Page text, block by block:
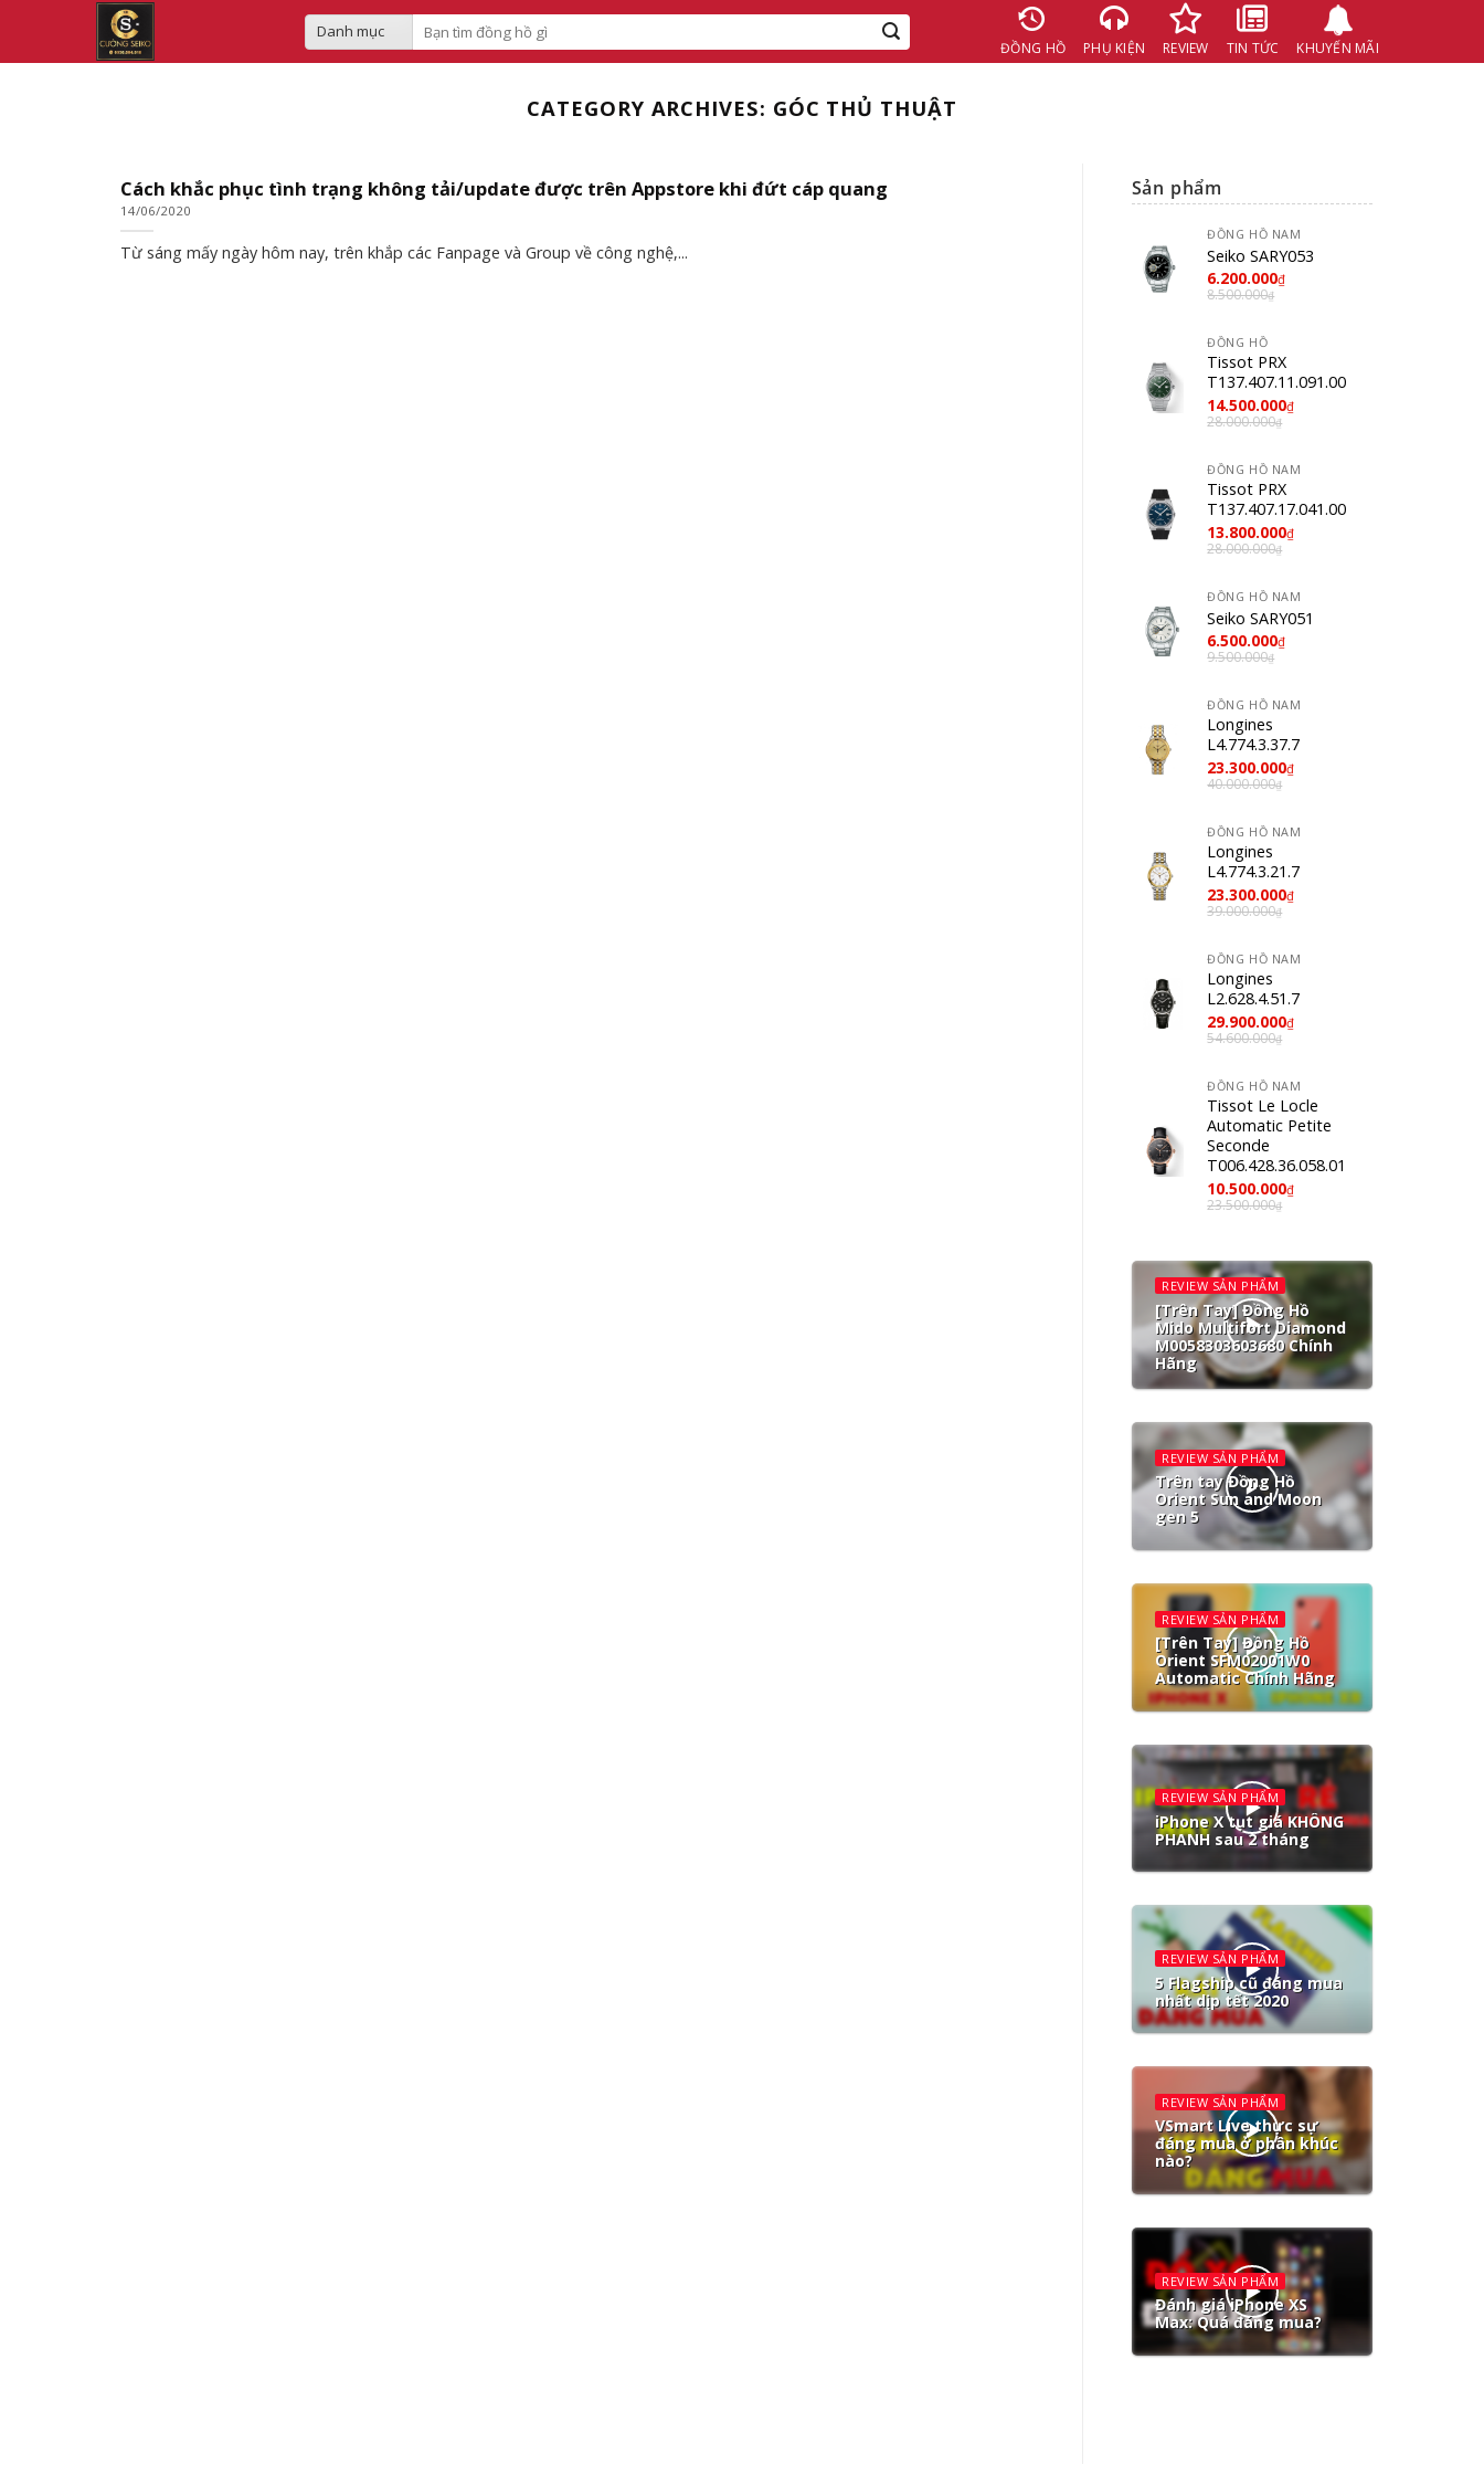
content
Search
for:
ĐỒNG HỒ PHỤ KIỆN REVIEW TIN TỨC KHUYẾN MÃI
CATEGORY ARCHIVES: GÓC THỦ THUẬT
Cách khắc phục tình trạng không tải/update được trên Appstore khi đứt cáp quang
14/06/2020
Từ sáng mấy ngày hôm nay, trên khắp các Fanpage và Group về công nghệ,...
Sản phẩm
ĐỒNG HỒ NAM
Seiko SARY053
6.200.000₫
8.500.000₫
ĐỒNG HỒ
Tissot PRX
T137.407.11.091.00
14.500.000₫
28.000.000₫
ĐỒNG HỒ NAM
Tissot PRX
T137.407.17.041.00
13.800.000₫
28.000.000₫
ĐỒNG HỒ NAM
Seiko SARY051
6.500.000₫
9.500.000₫
ĐỒNG HỒ NAM
Longines
L4.774.3.37.7
23.300.000₫
40.000.000₫
ĐỒNG HỒ NAM
Longines
L4.774.3.21.7
23.300.000₫
39.000.000₫
ĐỒNG HỒ NAM
Longines
L2.628.4.51.7
29.900.000₫
54.600.000₫
ĐỒNG HỒ NAM
Tissot Le Locle
Automatic Petite
Seconde
T006.428.36.058.01
10.500.000₫
23.500.000₫
REVIEW SẢN PHẨM
[Trên Tay] Đồng Hồ
Mido Multifort Diamond
M0058303603680 Chính
Hãng
REVIEW SẢN PHẨM
Trên tay Đồng Hồ
Orient Sun and Moon
gen 5
REVIEW SẢN PHẨM
[Trên Tay] Đồng Hồ
Orient SFM02001W0
Automatic Chính Hãng
REVIEW SẢN PHẨM
iPhone X tụt giá KHÔNG
PHANH sau 2 tháng
REVIEW SẢN PHẨM
5 Flagship cũ đáng mua
nhất dịp tết 2020
REVIEW SẢN PHẨM
VSmart Live thực sự
đáng mua ở phân khúc
nào?
REVIEW SẢN PHẨM
Đánh giá iPhone XS
Max: Quá đáng mua?